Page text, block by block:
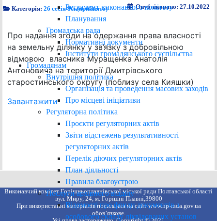
Регламент виконавчого комітету
Планування
Громадська рада
Нормативні документи
Інститути громадянського суспільства
Громадянам
Внутрішня політика
Організація та проведення масових заходів
Про місцеві ініціативи
Регуляторна політика
Проєкти регуляторних актів
Звіти відстежень результативності
регуляторних актів
Перелік діючих регуляторних актів
План діяльності
Правила благоустрою
Послуги архівного відділу
Відомості про фонди документів з
особового складу ліквідованих установ
Категорія:26 сесія 8ск(прийнято) Опубліковано: 27.10.2022
Про надання згоди на одержання права власності
на земельну ділянку у зв’язку з добровільною
відмовою власника Муращенка Анатолія
Антоновича на території Дмитрівського
старостинського округу (поблизу села Кияшки)
Завантажити
Виконавчий комітет Горішньоплавнівської міської ради Полтавської області
вул. Миру, 24, м. Горішні Плавні,39800
При використанні матеріалів посилання на сайт www.hp-rada.gov.ua
обов’язкове.